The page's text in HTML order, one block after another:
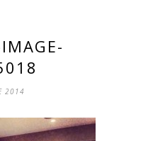
2014